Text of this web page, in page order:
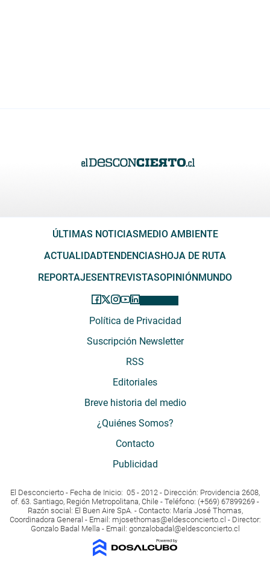
ÚLTIMAS NOTICIASMEDIO AMBIENTE
ACTUALIDADTENDENCIASHOJA DE RUTA
REPORTAJESENTREVISTASOPINIÓNMUNDO
Política de Privacidad
Suscripción Newsletter
RSS
Editoriales
Breve historia del medio
¿Quiénes Somos?
Contacto
Publicidad
El Desconcierto - Fecha de Inicio: 05 - 2012 - Dirección: Providencia 2608,
of. 63. Santiago, Región Metropolitana, Chile - Teléfono: (+569) 67899269 -
Razón social: El Buen Aire SpA. - Contacto: María José Thomas,
Coordinadora General - Email: mjosethomas@eldesconcierto.cl - Director:
Gonzalo Badal Mella - Email: gonzalobadal@eldesconcierto.cl